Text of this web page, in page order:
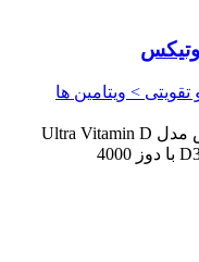
> ویتامین ها
5,500,000تومان
معرفی کامل محصول قرص ویتابیوتیکس مدل Ultra Vitamin D